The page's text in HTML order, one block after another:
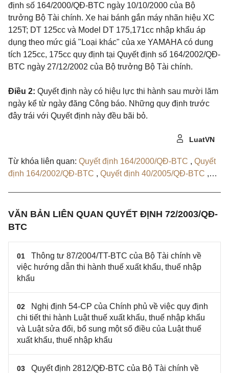
định số 164/2000/QĐ-BTC ngày 10/10/2000 của Bộ
trưởng Bộ Tài chính. Xe hai bánh gắn máy nhãn hiệu XC
125T; DT 125cc và Model DT 175,171cc nhập khẩu áp
dụng theo mức giá "Loại khác" của xe YAMAHA có dung
tích 125cc, 175cc quy định tại Quyết định số 164/2002/QĐ-
BTC ngày 27/12/2002 của Bộ trưởng Bộ Tài chính.
Điều 2: Quyết định này có hiệu lực thi hành sau mười lăm
ngày kể từ ngày đăng Công báo. Những quy định trước
đây trái với Quyết định này đều bãi bỏ.
LuatVN
Từ khóa liên quan: Quyết định 164/2000/QĐ-BTC , Quyết
định 164/2002/QĐ-BTC , Quyết định 40/2005/QĐ-BTC ,
VĂN BẢN LIÊN QUAN QUYẾT ĐỊNH 72/2003/QĐ-
BTC
01
Thông tư 87/2004/TT-BTC của Bộ Tài chính về
việc hướng dẫn thi hành thuế xuất khẩu, thuế nhập
khẩu
02
Nghị định 54-CP của Chính phủ về việc quy định
chi tiết thi hành Luật thuế xuất khẩu, thuế nhập khẩu
và Luật sửa đổi, bổ sung một số điều của Luật thuế
xuất khẩu, thuế nhập khẩu
03
Quyết định 2812/QĐ-BTC của Bộ Tài chính về